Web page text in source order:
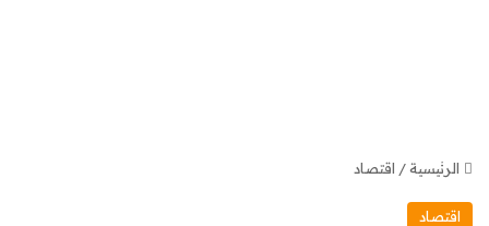
الرئيسية/ اقتصاد
اقتصاد